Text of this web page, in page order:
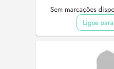
Sem marcações
Ligue